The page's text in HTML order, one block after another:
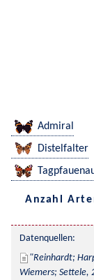
Admiral
Distelfalter
Anzahl
Datenquellen:
Reinhardt;
Wiemers; Settele,